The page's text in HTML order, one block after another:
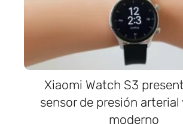
Xiaomi Watch S3
sensor de presión arterial
moderno